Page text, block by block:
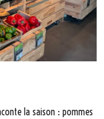
la saison : pommes